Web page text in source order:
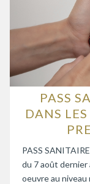
PASS
DANS
PASS
du 7 août dernier
oeuvre au